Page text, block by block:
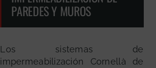
PAREDES Y MUROS
Los sistemas de
impermeabilización Cornellà de